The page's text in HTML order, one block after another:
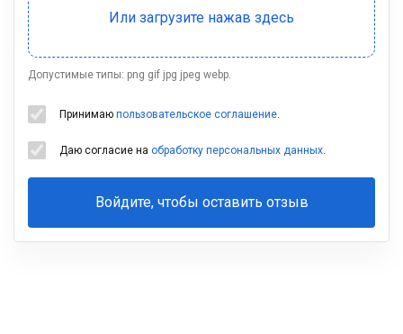
Допустимые типы: png gif jpg jpeg webp.
Принимаю пользовательское соглашение.
Даю согласие на обработку персональных данных.
Войдите, чтобы оставить отзыв
Ваша